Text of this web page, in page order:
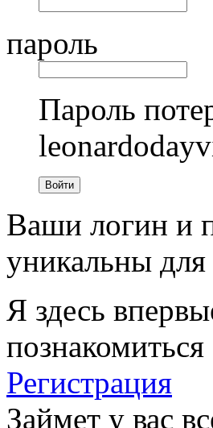
пароль
Пароль
Войти
Ваши логин и
уникальны для
Я здесь
познакомиться
Регистрация
Займет у вас